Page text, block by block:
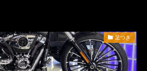
足つき